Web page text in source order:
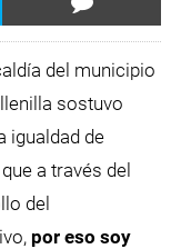
del municipio
sostuvo
igualdad de
a través del
del
por eso soy